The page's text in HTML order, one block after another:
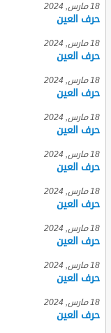
18 مارس, 2024
حرف العين
18 مارس, 2024
حرف العين
18 مارس, 2024
حرف العين
18 مارس, 2024
حرف العين
18 مارس, 2024
حرف العين
18 مارس, 2024
حرف العين
18 مارس, 2024
حرف العين
18 مارس, 2024
حرف العين
18 مارس, 2024
حرف العين